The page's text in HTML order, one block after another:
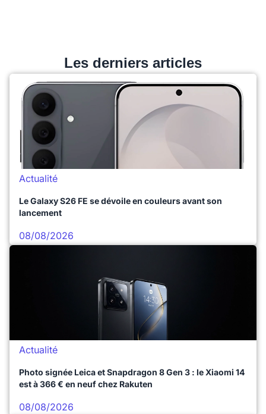
Les derniers articles
Actualité
Le Galaxy S26 FE se dévoile en couleurs avant son
lancement
08/08/2026
Actualité
Photo signée Leica et Snapdragon 8 Gen 3 : le Xiaomi 14
est à 366 € en neuf chez Rakuten
08/08/2026